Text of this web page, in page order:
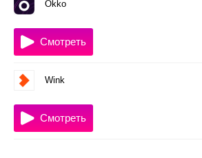
Okko
Смотреть
Wink
Смотреть